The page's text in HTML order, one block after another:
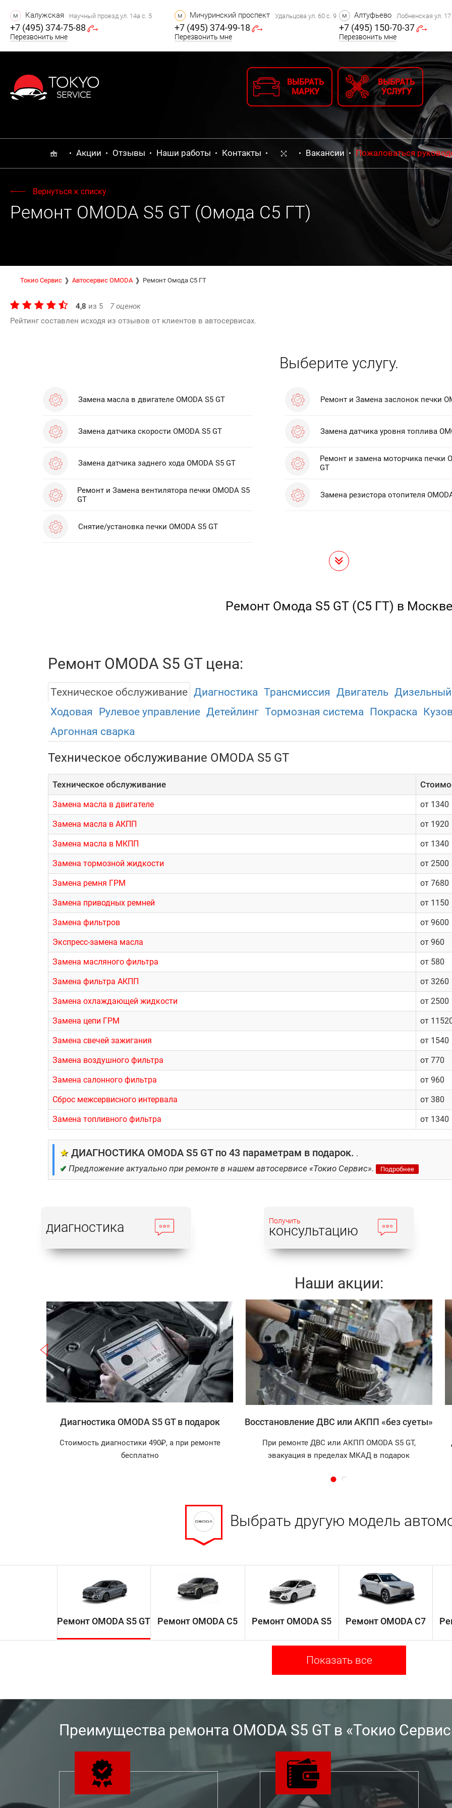
м Калужская Научный проезд ул. 14а с. 5
+7 (495) 374-75-88
Перезвонить мне
м Мичуринский проспект Удальцова ул. 60 с. 9
+7 (495) 374-99-18
Перезвонить мне
м Алтуфьево Лобненская ул. 17
+7 (495) 150-70-37
Перезвонить мне
ВЫБРАТЬ
МАРКУ
ВЫБРАТЬ
УСЛУГУ
Акции Отзывы Наши работы Контакты Вакансии Пожаловаться
Вернуться к списку
Ремонт OMODA S5 GT (Омода С5 ГТ)
Токио Сервис Автосервис OMODA Ремонт Омода С5 ГТ
4,8 из 5 7оценок
Рейтинг составлен исходя из отзывов от клиентов в автосервисах.
Выберите услугу.
Замена масла в двигателе OMODA S5 GT Ремонт и Замена заслонок печки
Замена датчика скорости OMODA S5 GT Замена датчика уровня топлива
Замена датчика заднего хода OMODA S5 GT
Ремонт и замена моторчика печки
GT
Ремонт и Замена вентилятора печки OMODA S5
GT
Замена резистора отопителя
Снятие/установка печки OMODA S5 GT
Ремонт Омода S5 GT (С5 ГТ) в Москве
Ремонт OMODA S5 GT цена:
Техническое обслуживание Диагностика Трансмиссия Двигатель Дизельный
Ходовая
Рулевое управление Детейлинг Тормозная система Покраска
Аргонная сварка
Техническое обслуживание OMODA S5 GT
Техническое обслуживание
Замена масла в двигателе от 1340
Замена масла в АКПП от 1920
Замена масла в МКПП от 1340
Замена тормозной жидкости от 2500
Замена ремня ГРМ от 7680
Замена приводных ремней от 1150
Замена фильтров от 9600
Экспресс-замена масла от 960
Замена масляного фильтра от 580
Замена фильтра АКПП от 3260
Замена охлаждающей жидкости от 2500
Замена цепи ГРМ от
Замена свечей зажигания от 1540
Замена воздушного фильтра от 770
Замена салонного фильтра от 960
Сброс межсервисного интервала от 380
Замена топливного фильтра от 1340
★ ДИАГНОСТИКА OMODA S5 GT по 43 параметрам в подарок. .
✔ Предложение актуально при ремонте в нашем автосервисе «Токио Сервис». Подробнее
диагностика Получить
консультацию
Наши акции:
Записаться
Диагностика OMODA S5 GT в подарок
Стоимость диагностики 490₽, а при ремонте
бесплатно
Записаться
Восстановление ДВС или АКПП «без суеты»
При ремонте ДВС или АКПП OMODA S5 GT,
эвакуация в пределах МКАД в подарок
Выбрать другую модель
Ремонт OMODA S5 GT Ремонт OMODA C5 Ремонт OMODA S5 Ремонт OMODA C7
Показать все
Преимущества ремонта OMODA S5 GT в «Токио